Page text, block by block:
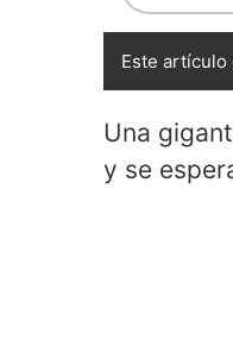
Este artículo
Una
y se